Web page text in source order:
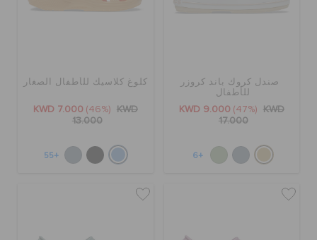
صندل كروك باند كروزر
للأطفال
KWD 9.000 (47%)
KWD
17.000
+6
كلوغ كلاسيك للأطفال الصغار
KWD 7.000 (46%)
KWD
13.000
+55